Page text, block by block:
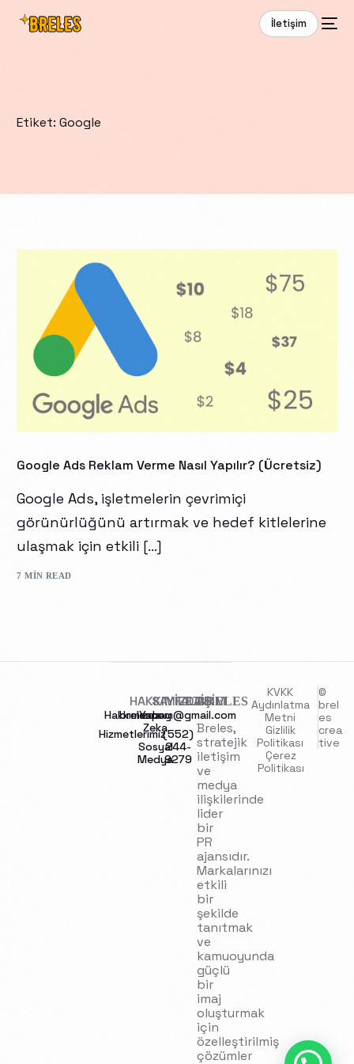
İletişim
Etiket:Google
Google Ads Reklam Verme Nasıl Yapılır? (Ücretsiz)
Google Ads, işletmelerin çevrimiçi
görünürlüğünü artırmak ve hedef kitlelerine
ulaşmak için etkili […]
7 MIN READ
BRELES
Breles,
stratejik
iletişim
ve
medya
ilişkilerinde
lider
bir
PR
ajansıdır.
Markalarınızı
etkili
bir
şekilde
tanıtmak
ve
kamuoyunda
güçlü
bir
imaj
oluşturmak
için
özelleştirilmiş
çözümler
HAKKIMIZDA
Hakkımızda
Hizmetlerimiz
SAYFALAR
Yapay
Zeka
Sosyal
Medya
İLETİŞİM
brelescom@gmail.com
(552)
244-
9279
©
brel
es
crea
tive
KVKK
Aydınlatma
Metni
Gizlilik
Politikası
Çerez
Politikası
İletişim